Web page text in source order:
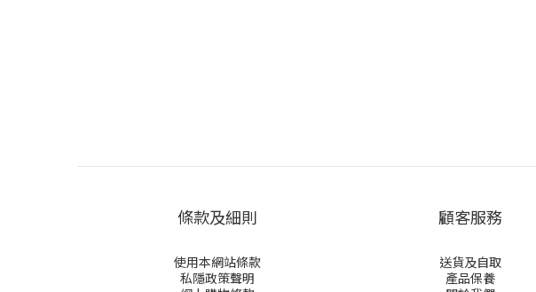
條款及細則
使用本網站條款
私隱政策聲明
顧客服務
送貨及自取
產品保養